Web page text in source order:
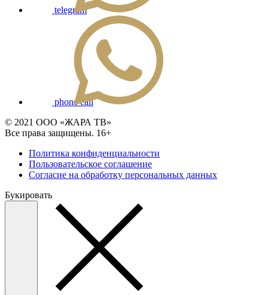
telegram
phone call
© 2021 ООО «ЖАРА ТВ»
Все права защищены. 16+
Политика конфиденциальности
Пользовательское соглашение
Согласие на обработку персональных данных
Букировать